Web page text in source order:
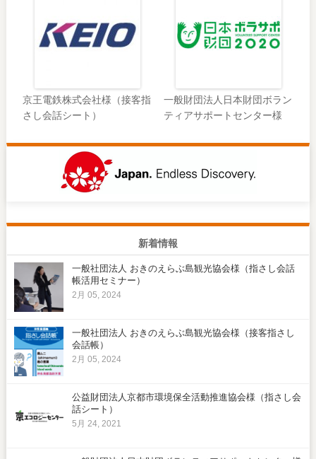
京王電鉄株式会社様（接客指
さし会話シート）
一般財団法人日本財団ボラン
ティアサポートセンター様
新着情報
一般社団法人 おきのえらぶ島観光協会様（指さし会話
帳活用セミナー）
2月 05, 2024
一般社団法人 おきのえらぶ島観光協会様（接客指さし
会話帳）
2月 05, 2024
公益財団法人京都市環境保全活動推進協会様（指さし会
話シート）
5月 24, 2021